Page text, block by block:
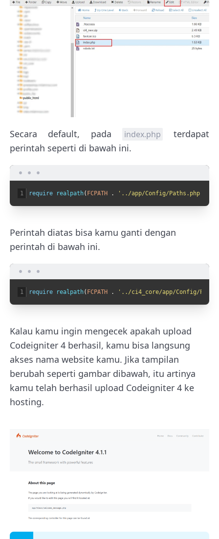
Secara default, pada index.php
terdapat
perintah seperti di bawah ini.
1 require realpath( FCPATH . '../app/Config/Paths.php'
Perintah diatas bisa kamu ganti dengan
perintah di bawah ini.
1 require realpath( FCPATH . '../ci4_core/app/Config/
Kalau kamu ingin mengecek apakah upload
Codeigniter 4 berhasil, kamu bisa langsung
akses nama website kamu. Jika tampilan
berubah seperti gambar dibawah, itu artinya
kamu telah berhasil upload Codeigniter 4 ke
hosting.